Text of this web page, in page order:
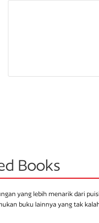
Books
yang lebih menarik dari puisi
buku lainnya yang tak